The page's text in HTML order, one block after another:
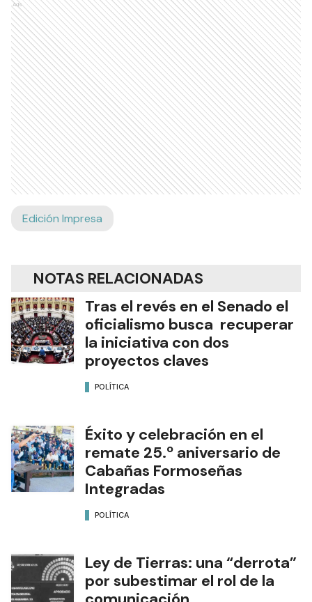
Ads
Edición Impresa
NOTAS RELACIONADAS
Tras el revés en el Senado el
oficialismo busca recuperar
la iniciativa con dos
proyectos claves
POLÍTICA
Éxito y celebración en el
remate 25.º aniversario de
Cabañas Formoseñas
Integradas
POLÍTICA
Ley de Tierras: una “derrota”
por subestimar el rol de la